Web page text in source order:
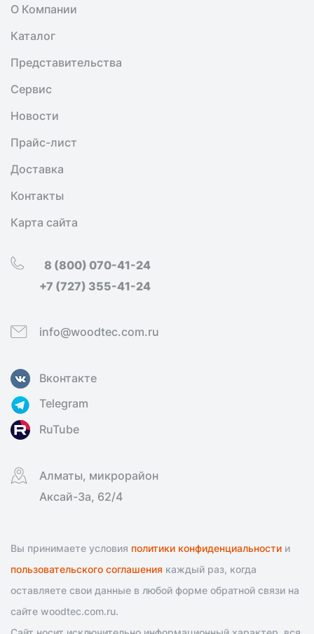
О Компании
Каталог
Представительства
Сервис
Новости
Прайс-лист
Доставка
Контакты
Карта сайта
8 (800) 070-41-24
+7 (727) 355-41-24
info@woodtec.com.ru
Вконтакте
Telegram
RuTube
Алматы, микрорайон
Аксай-3а, 62/4
Вы принимаете условия политики конфиденциальности и
пользовательского соглашения каждый раз, когда
оставляете свои данные в любой форме обратной связи на
сайте woodtec.com.ru.